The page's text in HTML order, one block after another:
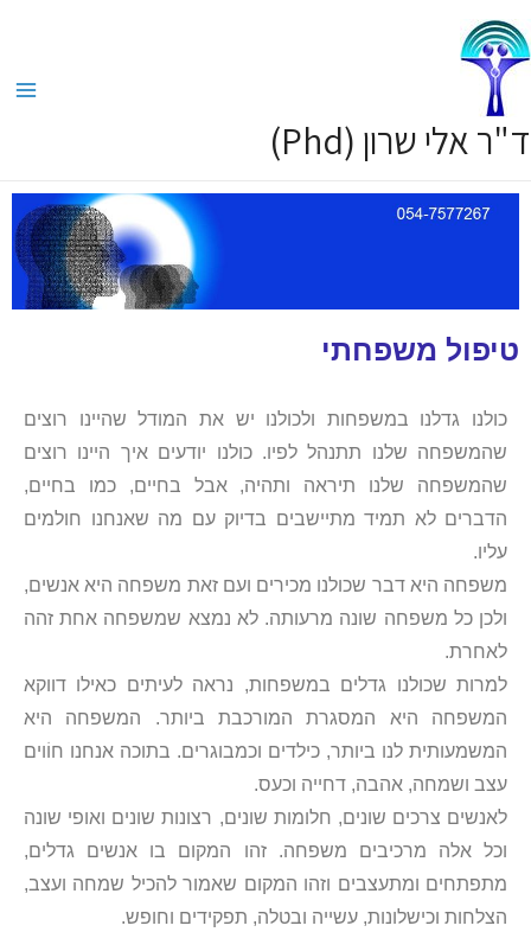
ד"ר אלי שרון (Phd)
טיפול משפחתי
כולנו גדלנו במשפחות ולכולנו יש את המודל שהיינו רוצים
שהמשפחה שלנו תתנהל לפיו. כולנו יודעים איך היינו רוצים
שהמשפחה שלנו תיראה ותהיה, אבל בחיים, כמו בחיים,
הדברים לא תמיד מתיישבים בדיוק עם מה שאנחנו חולמים
עליו.
משפחה היא דבר שכולנו מכירים ועם זאת משפחה היא אנשים,
ולכן כל משפחה שונה מרעותה. לא נמצא שמשפחה אחת זהה
לאחרת.
למרות שכולנו גדלים במשפחות, נראה לעיתים כאילו דווקא
המשפחה היא המסגרת המורכבת ביותר. המשפחה היא
המשמעותית לנו ביותר, כילדים וכמבוגרים. בתוכה אנחנו חוֹוים
עצב ושמחה, אהבה, דחייה וכעס.
לאנשים צרכים שונים, חלומות שונים, רצונות שונים ואופי שונה
וכל אלה מרכיבים משפחה. זהו המקום בו אנשים גדלים,
מתפתחים ומתעצבים וזהו המקום שאמור להכיל שמחה ועצב,
הצלחות וכישלונות, עשייה ובטלה, תפקידים וחופש.